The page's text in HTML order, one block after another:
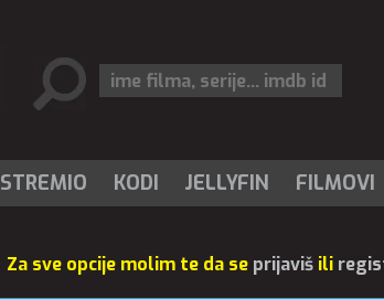
STREMIO KODI JELLYFIN FILMOVI
Za sve opcije molim te da se prijaviš ili